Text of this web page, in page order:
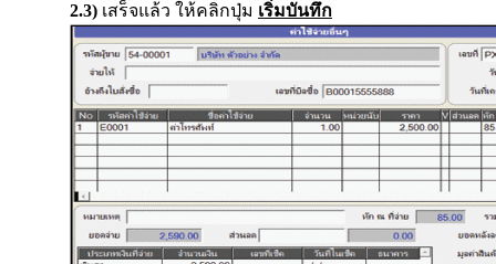
2.3) เสร็จแล้ว ให้คลิกปุ่ม เริ่มบันทึก